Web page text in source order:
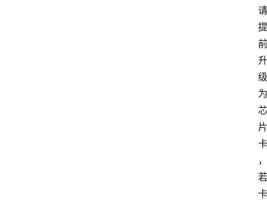
请
提
前
升
级
为
芯
片
卡
，
若
卡